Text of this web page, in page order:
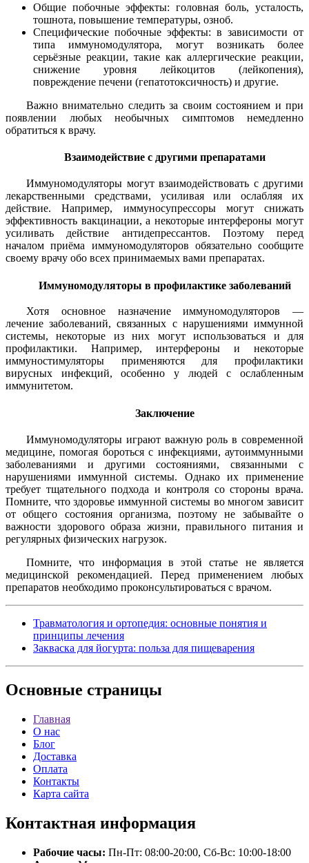
Общие побочные эффекты: головная боль, усталость,
тошнота, повышение температуры, озноб.
Специфические побочные эффекты: в зависимости от
типа иммуномодулятора, могут возникать более
серьёзные реакции, такие как аллергические реакции,
снижение уровня лейкоцитов (лейкопения),
повреждение печени (гепатотоксичность) и другие.
Важно внимательно следить за своим состоянием и при
появлении любых необычных симптомов немедленно
обратиться к врачу.
Взаимодействие с другими препаратами
Иммуномодуляторы могут взаимодействовать с другими
лекарственными средствами, усиливая или ослабляя их
действие. Например, иммуносупрессоры могут снижать
эффективность вакцинации, а некоторые интерфероны могут
усиливать действие антидепрессантов. Поэтому перед
началом приёма иммуномодуляторов обязательно сообщите
своему врачу обо всех принимаемых вами препаратах.
Иммуномодуляторы в профилактике заболеваний
Хотя основное назначение иммуномодуляторов —
лечение заболеваний, связанных с нарушениями иммунной
системы, некоторые из них могут использоваться и для
профилактики. Например, интерфероны и некоторые
иммуностимуляторы применяются для профилактики
вирусных инфекций, особенно у людей с ослабленным
иммунитетом.
Заключение
Иммуномодуляторы играют важную роль в современной
медицине, помогая бороться с инфекциями, аутоиммунными
заболеваниями и другими состояниями, связанными с
нарушениями иммунной системы. Однако их применение
требует тщательного подхода и контроля со стороны врача.
Помните, что здоровье иммунной системы во многом зависит
от общего состояния организма, поэтому не забывайте о
важности здорового образа жизни, правильного питания и
регулярных физических нагрузок.
Помните, что информация в этой статье не является
медицинской рекомендацией. Перед применением любых
препаратов необходимо проконсультироваться с врачом.
Травматология и ортопедия: основные понятия и
принципы лечения
Закваска для йогурта: польза для пищеварения
Основные страницы
Главная
О нас
Блог
Доставка
Оплата
Контакты
Карта сайта
Контактная информация
Рабочие часы: Пн-Пт: 08:00-20:00, Сб-Вс: 10:00-18:00